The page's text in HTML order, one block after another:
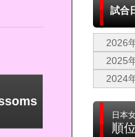
試合
2026
2025
2024
日本
順